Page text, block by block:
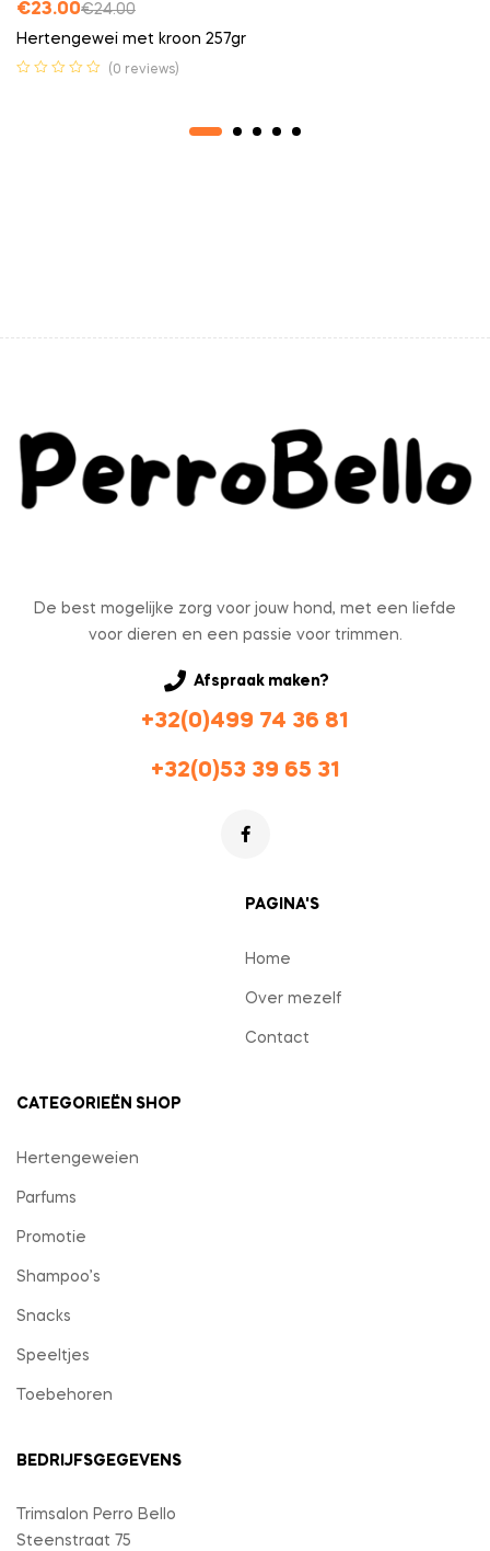
€24.00
€23.00
Hertengewei met kroon 257gr
(0 reviews)
De best mogelijke zorg voor jouw hond, met een liefde
voor dieren en een passie voor trimmen.
Afspraak maken?
+32(0)499 74 36 81
+32(0)53 39 65 31
PAGINA'S
Home
Over mezelf
Contact
CATEGORIEËN SHOP
Hertengeweien
Parfums
Promotie
Shampoo’s
Snacks
Speeltjes
Toebehoren
BEDRIJFSGEGEVENS
Trimsalon Perro Bello
Steenstraat 75